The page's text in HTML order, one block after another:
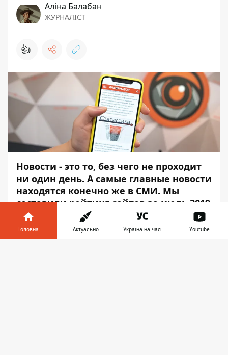
Аліна Балабан
ЖУРНАЛІСТ
👍
Новости - это то, без чего не проходит
ни один день. А самые главные новости
находятся конечно же в СМИ. Мы
составили рейтинг сайтов за июль 2019
года, чтобы вы понимали, где больше
всего читают новости Киева.
Головна Актуально Україна на часі Youtube